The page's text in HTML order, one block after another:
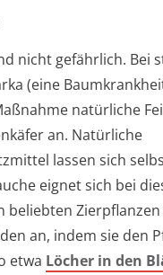
nicht gefährlich. Bei
(eine
natürliche
an. Natürliche
lassen sich
eignet sich bei
beliebten
an, indem sie den
etwa Löcher in den